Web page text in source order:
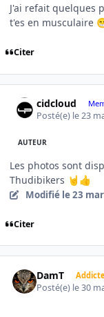
J'ai refait quelques
t'es en musculaire
Citer
cidcloud
Posté(e) le 23
AUTEUR
Les photos sont
Thudibikers 🤘 👍
Modifié le 23
Citer
DamT
Posté(e) le 30